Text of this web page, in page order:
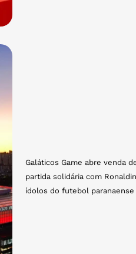
Galáticos Game abre venda
partida solidária com
ídolos do futebol paranaense